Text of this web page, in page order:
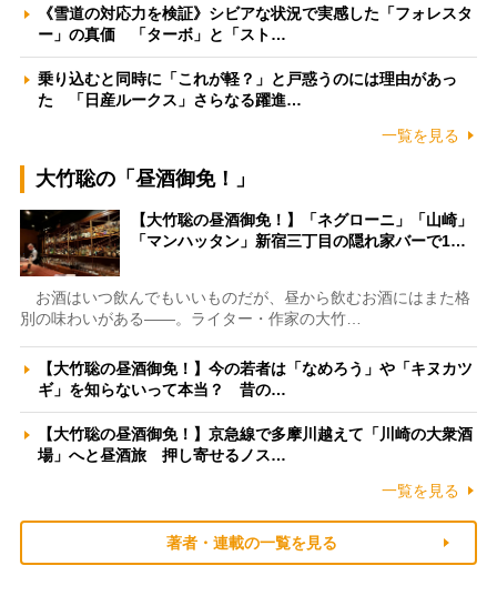
《雪道の対応力を検証》シビアな状況で実感した「フォレスタ
ー」の真価 「ターボ」と「スト…
乗り込むと同時に「これが軽？」と戸惑うのには理由があっ
た 「日産ルークス」さらなる躍進…
一覧を見る
大竹聡の「昼酒御免！」
【大竹聡の昼酒御免！】「ネグローニ」「山崎」
「マンハッタン」新宿三丁目の隠れ家バーで1…
お酒はいつ飲んでもいいものだが、昼から飲むお酒にはまた格
別の味わいがある――。ライター・作家の大竹…
【大竹聡の昼酒御免！】今の若者は「なめろう」や「キヌカツ
ギ」を知らないって本当？ 昔の…
【大竹聡の昼酒御免！】京急線で多摩川越えて「川崎の大衆酒
場」へと昼酒旅 押し寄せるノス…
一覧を見る
著者・連載の一覧を見る